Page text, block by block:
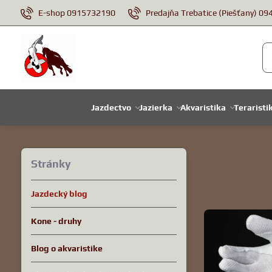
E-shop 0915732190 Predajňa Trebatice (Piešťany)
Jazdectvo Jazierka Akvaristika
Stránky
Jazdecký blog
Kone - druhy
Blog o akvaristike